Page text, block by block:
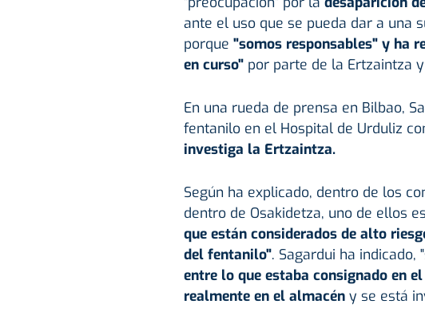
ante el uso que se pueda dar a una
porque "somos responsables" y ha
en curso"por parte de la Ertzaintza
En una rueda de prensa en Bilbao,
fentanilo en el Hospital de Urduliz
investiga la Ertzaintza.
Según ha explicado, dentro de los
dentro de Osakidetza, uno de ellos es
que están considerados de alto
del fentanilo". Sagardui ha indicado,
entre lo que estaba consignado en
realmente en el almacény se está